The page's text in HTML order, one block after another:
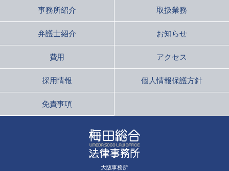
事務所紹介 取扱業務
弁護士紹介 お知らせ
費用 アクセス
採用情報 個人情報保護方針
免責事項
大阪事務所